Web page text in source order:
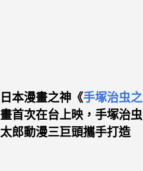
日本漫畫之神《手塚治虫
畫首次在台上映，手塚治
太郎動漫三巨頭攜手打造